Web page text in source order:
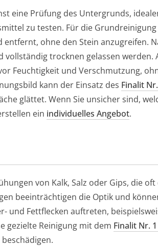
eine Prüfung des Untergrunds,
zu testen. Für die
ohne den Stein anzugreifen.
trocknen gelassen werden.
Feuchtigkeit und Verschmutzung,
kann der Einsatz des Finalit
glättet. Wenn Sie unsicher sind,
ein individuelles Angebot.
von Kalk, Salz oder Gips, die
beeinträchtigen die Optik und
und Fettflecken auftreten,
gezielte Reinigung mit dem Finalit Nr.